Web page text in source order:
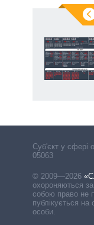
Cуб'єкт у сфері
05063
© 2009—2026
охороняються
собою право не
публікується на
особи.